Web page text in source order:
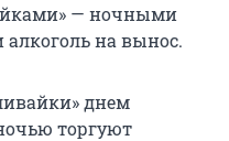
— ночными
на вынос.
днем
торгуют